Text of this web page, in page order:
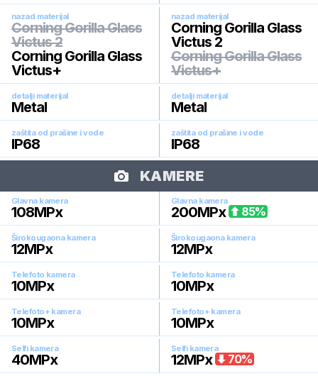
nazad materijal
Corning Gorilla Glass
Victus 2
Corning Gorilla Glass
Victus+
nazad materijal
Corning Gorilla Glass
Victus 2
Corning Gorilla Glass
Victus+
detalji materijal
Metal
detalji materijal
Metal
zaštita od prašine i vode
IP68
zaštita od prašine i vode
IP68
KAMERE
Glavna kamera
108MPx
Glavna kamera
200MPx 85%
Širokougaona kamera
12MPx
Širokougaona kamera
12MPx
Telefoto kamera
10MPx
Telefoto kamera
10MPx
Telefoto+ kamera
10MPx
Telefoto+ kamera
10MPx
Selfi kamera
40MPx
Selfi kamera
12MPx 70%